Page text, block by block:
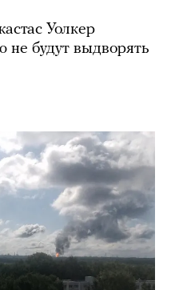
Уолкер
не будут выдворять